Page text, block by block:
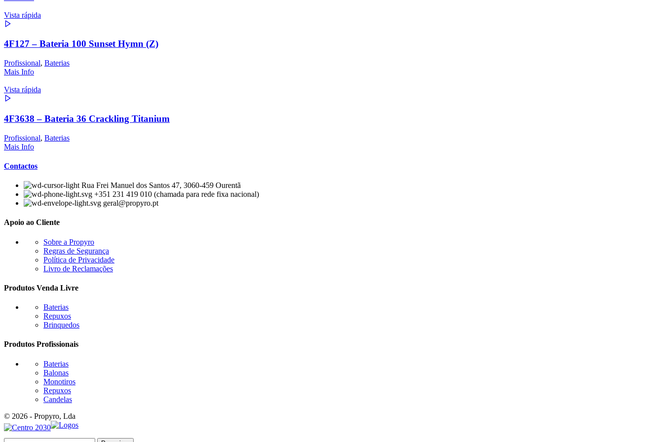
Vista rápida
4F127 – Bateria 100 Sunset Hymn (Z)
Profissional, Baterias
Mais Info
Vista rápida
4F3638 – Bateria 36 Crackling Titanium
Profissional, Baterias
Mais Info
Contactos
Rua Frei Manuel dos Santos 47, 3060-459 Ourentã​
+351 231 419 010 (chamada para rede fixa nacional)
geral@propyro.pt
Apoio ao Cliente
Sobre a Propyro
Regras de Segurança
Política de Privacidade
Livro de Reclamações
Produtos Venda Livre
Baterias
Repuxos
Brinquedos
Produtos Profissionais
Baterias
Balonas
Monotiros
Repuxos
Candelas
© 2026 - Propyro, Lda